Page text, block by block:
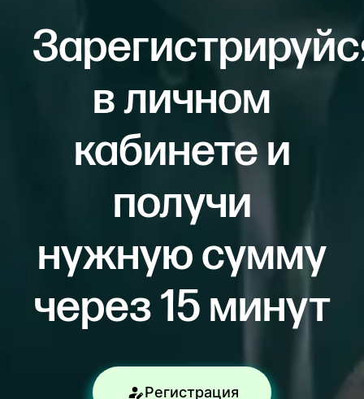
в личном
кабинете и
получи
нужную сумму
через 15 минут
Регистрация